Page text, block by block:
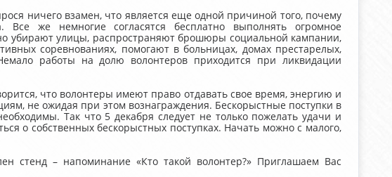
ничего взамен, что является еще одной причиной того, почему
Все же немногие согласятся бесплатно выполнять огромное
убирают улицы, распространяют брошюры социальной кампании,
соревнованиях, помогают в больницах, домах престарелых,
работы на долю волонтеров приходится при ликвидации
что волонтеры имеют право отдавать свое время, энергию и
не ожидая при этом вознаграждения. Бескорыстные поступки в
Так что 5 декабря следует не только пожелать удачи и
о собственных бескорыстных поступках. Начать можно с малого,
стенд – напоминание «Кто такой волонтер?» Приглашаем Вас